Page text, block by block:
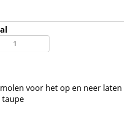
voor het op en neer
taupe